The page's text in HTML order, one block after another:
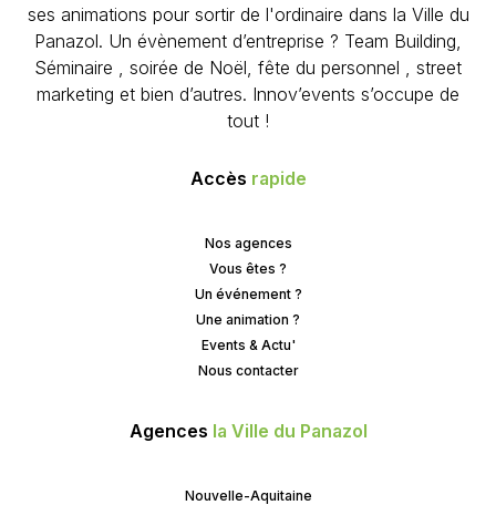
ses animations pour sortir de l'ordinaire dans la Ville du
Panazol. Un évènement d’entreprise ? Team Building,
Séminaire , soirée de Noël, fête du personnel , street
marketing et bien d’autres. Innov’events s’occupe de
tout !
Accès rapide
Nos agences
Vous êtes ?
Un événement ?
Une animation ?
Events & Actu'
Nous contacter
Agences la Ville du Panazol
Nouvelle-Aquitaine